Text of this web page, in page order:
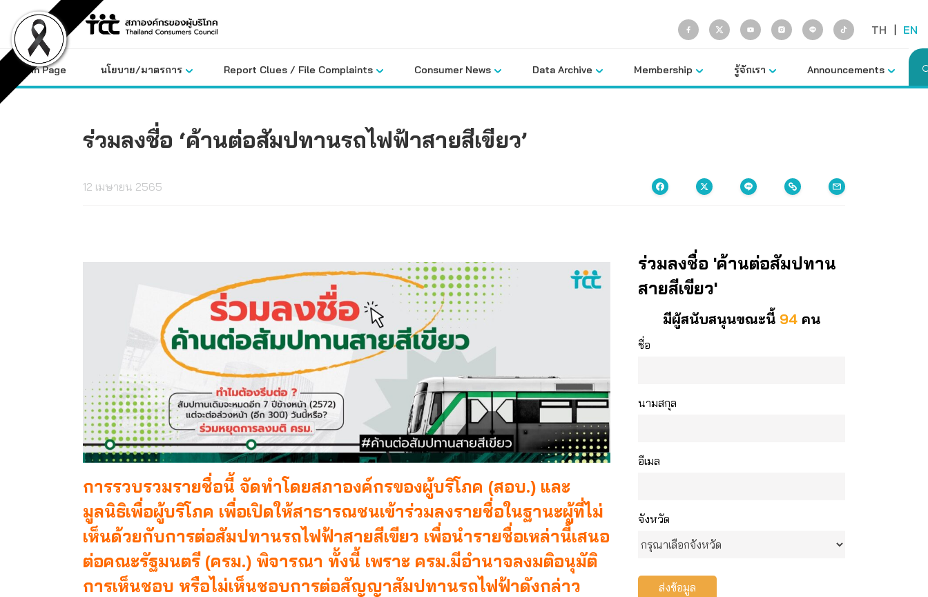
content
TH | EN
Main Page นโยบาย/มาตรการ Report Clues / File Complaints Consumer News Data Archive Membership รู้จักเรา Announcements
ร่วมลงชื่อ ‘ค้านต่อสัมปทานรถไฟฟ้าสายสีเขียว’
12 เมษายน 2565
การรวบรวมรายชื่อนี้ จัดทำโดยสภาองค์กรของผู้บริโภค (สอบ.) และ
มูลนิธิเพื่อผู้บริโภค เพื่อเปิดให้สาธารณชนเข้าร่วมลงรายชื่อในฐานะผู้ที่ไม่
เห็นด้วยกับการต่อสัมปทานรถไฟฟ้าสายสีเขียว เพื่อนำรายชื่อเหล่านี้เสนอ
ต่อคณะรัฐมนตรี (ครม.) พิจารณา ทั้งนี้ เพราะ ครม.มีอำนาจลงมติอนุมัติ
การเห็นชอบ หรือไม่เห็นชอบการต่อสัญญาสัมปทานรถไฟฟ้าดังกล่าว
ร่วมลงชื่อ 'ค้านต่อสัมปทาน
สายสีเขียว'
มีผู้สนับสนุนขณะนี้ 94 คน
ชื่อ
นามสกุล
อีเมล
จังหวัด
ส่งข้อมูล